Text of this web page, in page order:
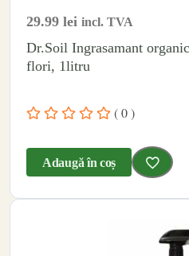
29.99 lei incl. TVA
Dr.Soil Ingrasamant
flori, 1litru
( 0 )
Adaugă în coș